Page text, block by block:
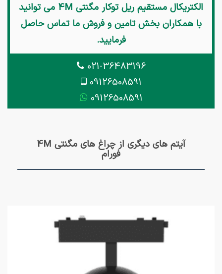
الکتریکال مستقیم ریل توکار مگنتی 4M
می توانید
با همکاران بخش تامین و فروش ما تماس حاصل
فرمایید.
021-36483196
09126508591
09126508591
آیتم های دیگری از چراغ های مگنتی 4M
فورام